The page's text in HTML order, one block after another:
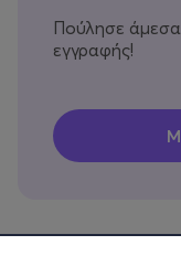
Πούλησε άμεσα
εγγραφής!